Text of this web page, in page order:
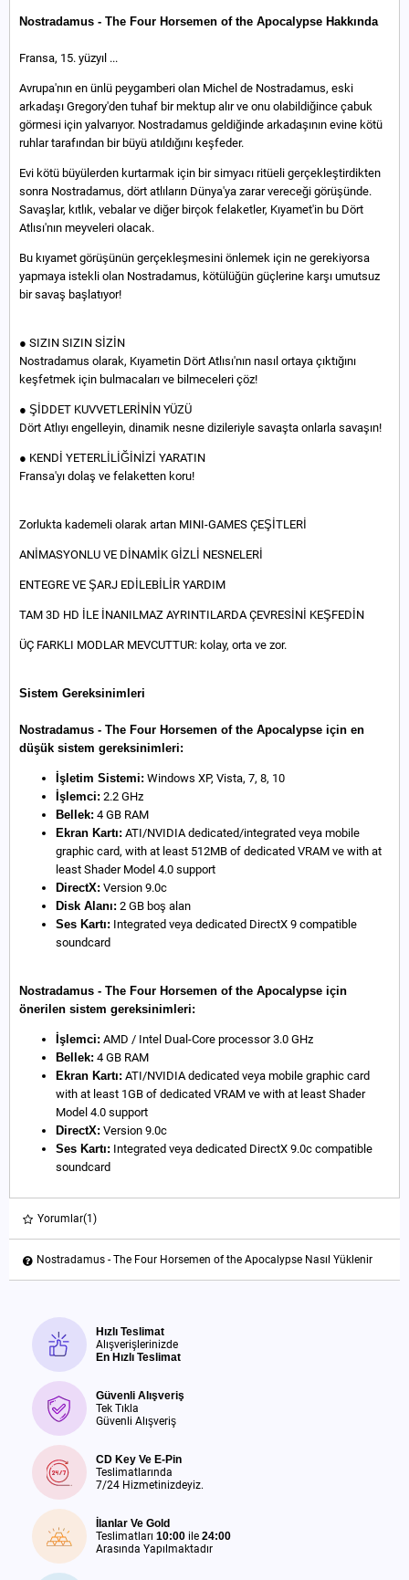
Nostradamus - The Four Horsemen of the Apocalypse Hakkında
Fransa, 15. yüzyıl ...
Avrupa'nın en ünlü peygamberi olan Michel de Nostradamus, eski
arkadaşı Gregory'den tuhaf bir mektup alır ve onu olabildiğince çabuk
görmesi için yalvarıyor. Nostradamus geldiğinde arkadaşının evine kötü
ruhlar tarafından bir büyü atıldığını keşfeder.
Evi kötü büyülerden kurtarmak için bir simyacı ritüeli gerçekleştirdikten
sonra Nostradamus, dört atlıların Dünya'ya zarar vereceği görüşünde.
Savaşlar, kıtlık, vebalar ve diğer birçok felaketler, Kıyamet'in bu Dört
Atlısı'nın meyveleri olacak.
Bu kıyamet görüşünün gerçekleşmesini önlemek için ne gerekiyorsa
yapmaya istekli olan Nostradamus, kötülüğün güçlerine karşı umutsuz
bir savaş başlatıyor!
● SIZIN SIZIN SİZİN
Nostradamus olarak, Kıyametin Dört Atlısı'nın nasıl ortaya çıktığını
keşfetmek için bulmacaları ve bilmeceleri çöz!
● ŞİDDET KUVVETLERİNİN YÜZÜ
Dört Atlıyı engelleyin, dinamik nesne dizileriyle savaşta onlarla savaşın!
● KENDİ YETERLİLİĞİNİZİ YARATIN
Fransa'yı dolaş ve felaketten koru!
Zorlukta kademeli olarak artan MINI-GAMES ÇEŞİTLERİ
ANİMASYONLU VE DİNAMİK GİZLİ NESNELERİ
ENTEGRE VE ŞARJ EDİLEBİLİR YARDIM
TAM 3D HD İLE İNANILMAZ AYRINTILARDA ÇEVRESİNİ KEŞFEDİN
ÜÇ FARKLI MODLAR MEVCUTTUR: kolay, orta ve zor.
Sistem Gereksinimleri
Nostradamus - The Four Horsemen of the Apocalypse için en
düşük sistem gereksinimleri:
İşletim Sistemi: Windows XP, Vista, 7, 8, 10
İşlemci: 2.2 GHz
Bellek: 4 GB RAM
Ekran Kartı: ATI/NVIDIA dedicated/integrated veya mobile
graphic card, with at least 512MB of dedicated VRAM ve with at
least Shader Model 4.0 support
DirectX: Version 9.0c
Disk Alanı: 2 GB boş alan
Ses Kartı: Integrated veya dedicated DirectX 9 compatible
soundcard
Nostradamus - The Four Horsemen of the Apocalypse için
önerilen sistem gereksinimleri:
İşlemci: AMD / Intel Dual-Core processor 3.0 GHz
Bellek: 4 GB RAM
Ekran Kartı: ATI/NVIDIA dedicated veya mobile graphic card
with at least 1GB of dedicated VRAM ve with at least Shader
Model 4.0 support
DirectX: Version 9.0c
Ses Kartı: Integrated veya dedicated DirectX 9.0c compatible
soundcard
Yorumlar(1)
Nostradamus - The Four Horsemen of the Apocalypse Nasıl Yüklenir
Hızlı Teslimat
Alışverişlerinizde
En Hızlı Teslimat
Güvenli Alışveriş
Tek Tıkla
Güvenli Alışveriş
CD Key Ve E-Pin
Teslimatlarında
7/24 Hizmetinizdeyiz.
İlanlar Ve Gold
Teslimatları 10:00 ile 24:00
Arasında Yapılmaktadır